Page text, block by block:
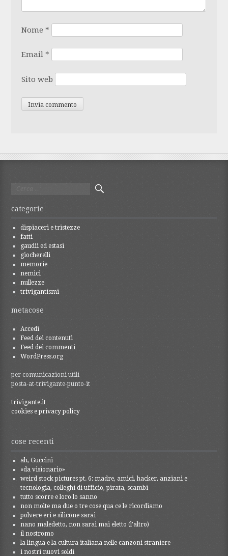
Nome *
Email *
Sito web
per:
categorie
dispiaceri e tristezze
fatti
gaudii ed estasi
giocherelli
memorie
nemici
nullezze
trivigantismi
metacose
Accedi
Feed dei contenuti
Feed dei commenti
WordPress.org
per comunicazioni utili
posta-at-trivigante-punto-it
trivigante.it
cookies e privacy policy
cose recenti
ah, Guccini
«da visionario»
weird stock pictures pt. 6: madre, amici, hacker, anziani e
tecnologia, colleghi di ufficio, pirata, scambi
tutto scorre e loro lo sanno
non molte ma due o tre cose qua ce le ricordiamo
polvere eri e silicone sarai
nano maledetto, non sarai mai eletto (l’altro)
il nostromo
la lingua e la cultura italiana nelle canzoni straniere
i nostri nuovi soldi